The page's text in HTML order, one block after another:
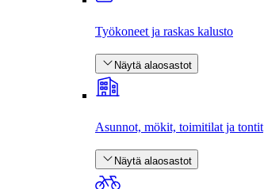
Työkoneet ja raskas kalusto
Näytä alaosastot
Asunnot, mökit, toimitilat ja tontit
Näytä alaosastot